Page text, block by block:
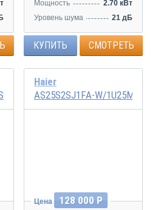
Мощность
2.70 кВт
Уровень шума
21 дБ
КУПИТЬ СМОТРЕТЬ
Haier
AS25S2SJ1FA-W/
Цена 128 000 Р